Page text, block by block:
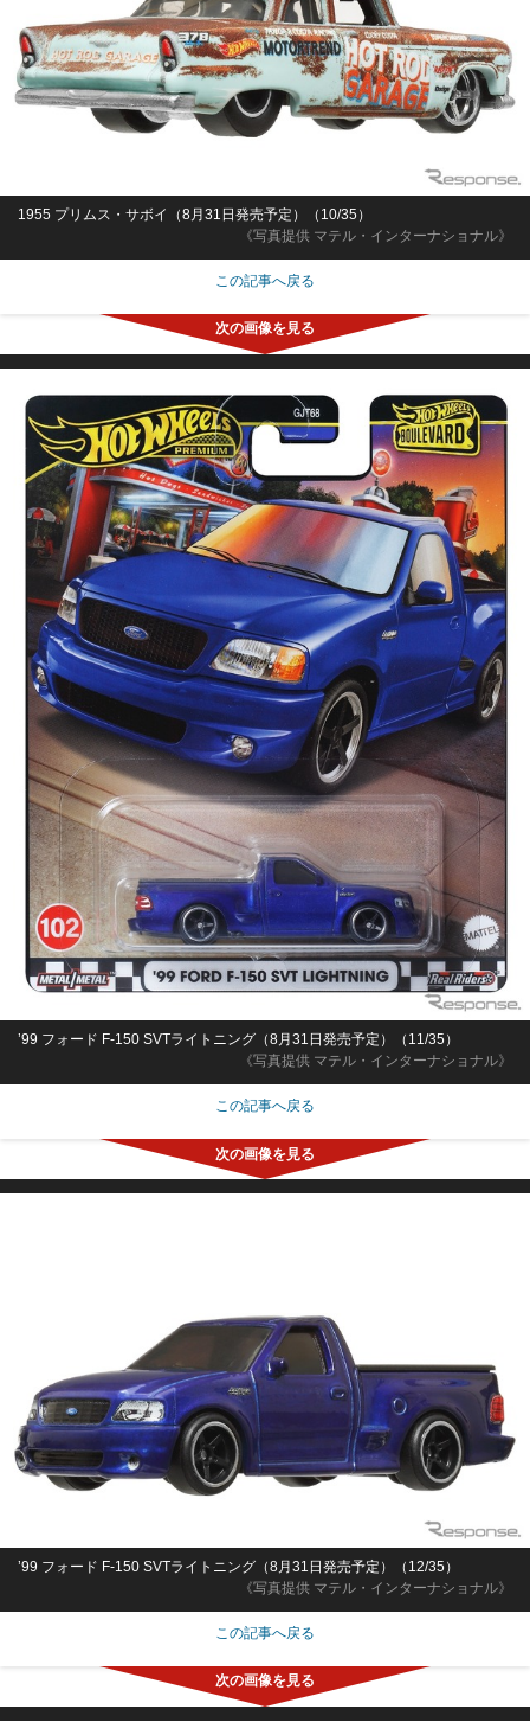
《写真提供 マテル・インターナショナル》
1955 プリムス・サボイ（8月31日発売予定）（10/35）
この記事へ戻る
《写真提供 マテル・インターナショナル》
’99 フォード F-150 SVTライトニング（8月31日発売予定）（11/35）
この記事へ戻る
《写真提供 マテル・インターナショナル》
’99 フォード F-150 SVTライトニング（8月31日発売予定）（12/35）
この記事へ戻る